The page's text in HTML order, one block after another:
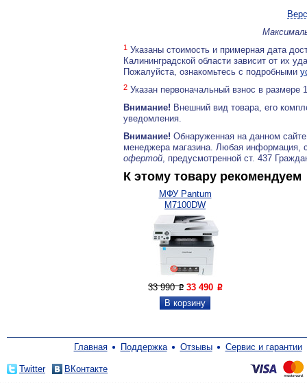
1 Указаны стоимость и примерная дата
Калининградской области зависит от их
Пожалуйста, ознакомьтесь с подробными
2 Указан первоначальный взнос в
Внимание! Внешний вид товара, его
уведомления.
Внимание! Обнаруженная на данном
менеджера магазина. Любая информация,
офертой, предусмотренной ст. 437
К этому товару рекомендуем
МФУ Pantum
M7100DW
33 990P 33 490 P
Главная Поддержка Отзывы Сервис и гарантии
Twitter ВКонтакте